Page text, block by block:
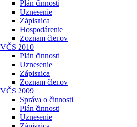
Plán činnosti
Uznesenie
Zápisnica
Hospodárenie
Zoznam členov
VČS 2010
Plán činnosti
Uznesenie
Zápisnica
Zoznam členov
VČS 2009
Správa o činnosti
Plán činnosti
Uznesenie